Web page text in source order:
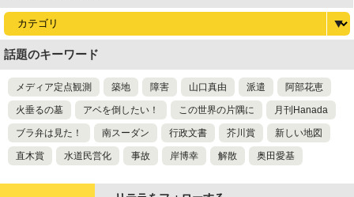
話題のキーワード
メディア定点観測 築地 障害 山口真由 派遣 阿部花恵
火垂るの墓 アベを倒したい！ この世界の片隅に 月刊Hanada
ブラ弁は見た！ 南スーダン 行政文書 芥川賞 新しい地図
直木賞 水道民営化 事故 岸博幸 解散 奥田愛基